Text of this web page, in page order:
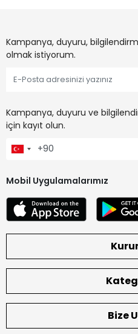
Kampanya, duyuru,
olmak istiyorum.
Kampanya, duyuru ve
için kayıt olun.
Mobil Uygulamalarımız
Bize